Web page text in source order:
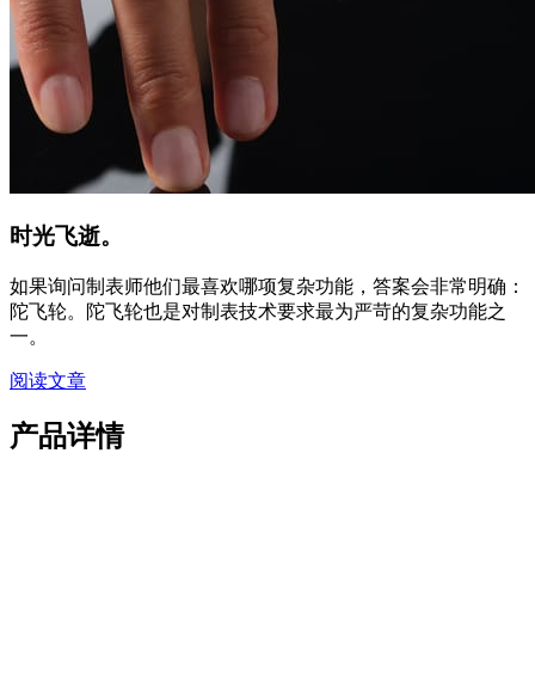
时光飞逝。
如果询问制表师他们最喜欢哪项复杂功能，答案会非常明确：
陀飞轮。陀飞轮也是对制表技术要求最为严苛的复杂功能之
一。
阅读文章
产品详情